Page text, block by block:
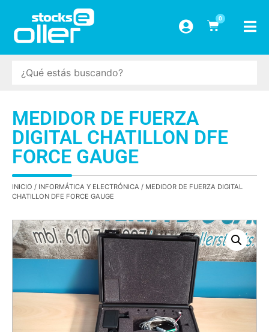
0
MEDIDOR DE FUERZA
DIGITAL CHATILLON DFE
FORCE GAUGE
INICIO / INFORMÁTICA Y ELECTRÓNICA / MEDIDOR DE FUERZA DIGITAL
CHATILLON DFE FORCE GAUGE